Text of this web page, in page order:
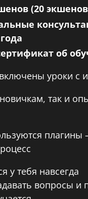
(20
об
уроки с
так и
у тебя навсегда
вопросы и